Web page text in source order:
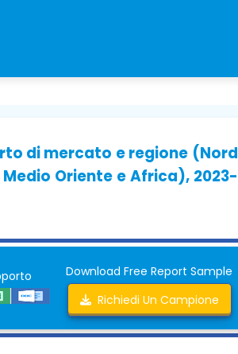
di mercato e regione (Nord
Oriente e Africa), 2023-
Download Free Report Sample
Richiedi Un Campione